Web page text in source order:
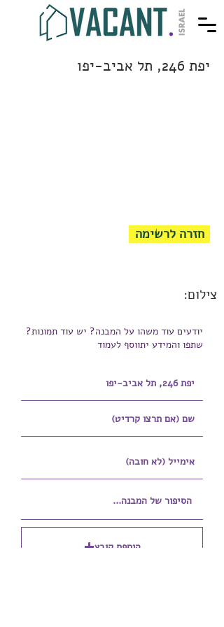
יפת 246, תל אביב-יפו
חזרה לרשימה
צילום:
יודעים עוד משהו על המבנה? יש עוד תמונות?
שתפו והמידע יתווסף לעמוד
הוספת קובץ